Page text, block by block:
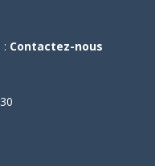
: Contactez-nous